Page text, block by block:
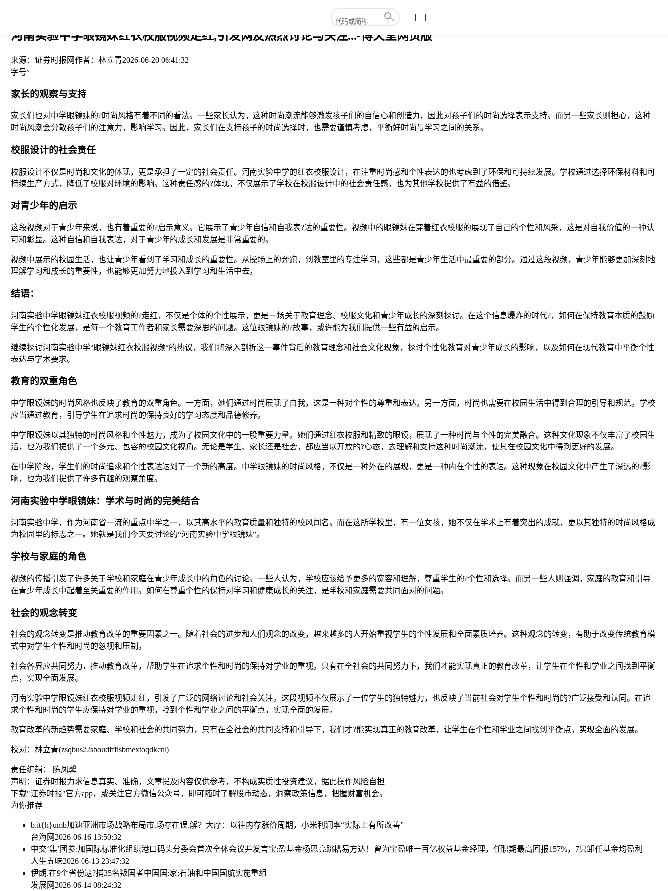
河南实验中学眼镜妹红衣校服视频走红,引发网友热烈讨论与关注...-博天堂网页版
来源： 证券时报网作者： 林立青2026-06-20 06:41:32
字号
家长的观察与支持
家长们也对中学眼镜妹的?时尚风格有着不同的看法。一些家长认为，这种时尚潮流能够激发孩子们的自信心和创造力，因此对孩子们的时尚选择表示支持。而另一些家长则担心，这种
时尚风潮会分散孩子们的注意力，影响学习。因此，家长们在支持孩子的时尚选择时，也需要谨慎考虑，平衡好时尚与学习之间的关系。
校服设计的社会责任
校服设计不仅是时尚和文化的体现，更是承担了一定的社会责任。河南实验中学的红衣校服设计，在注重时尚感和个性表达的也考虑到了环保和可持续发展。学校通过选择环保材料和可
持续生产方式，降低了校服对环境的影响。这种责任感的?体现，不仅展示了学校在校服设计中的社会责任感，也为其他学校提供了有益的借鉴。
对青少年的启示
这段视频对于青少年来说，也有着重要的?启示意义。它展示了青少年自信和自我表?达的重要性。视频中的眼镜妹在穿着红衣校服的展现了自己的个性和风采，这是对自我价值的一种认
可和彰显。这种自信和自我表达，对于青少年的成长和发展是非常重要的。
视频中展示的校园生活，也让青少年看到了学习和成长的重要性。从操场上的奔跑，到教室里的专注学习，这些都是青少年生活中最重要的部分。通过这段视频，青少年能够更加深刻地
理解学习和成长的重要性，也能够更加努力地投入到学习和生活中去。
结语：
河南实验中学眼镜妹红衣校服视频的?走红，不仅是个体的个性展示，更是一场关于教育理念、校服文化和青少年成长的深刻探讨。在这个信息爆炸的时代?，如何在保持教育本质的鼓励
学生的个性化发展，是每一个教育工作者和家长需要深思的问题。这位眼镜妹的?故事，或许能为我们提供一些有益的启示。
继续探讨河南实验中学“眼镜妹红衣校服视频”的热议，我们将深入剖析这一事件背后的教育理念和社会文化现象，探讨个性化教育对青少年成长的影响，以及如何在现代教育中平衡个性
表达与学术要求。
教育的双重角色
中学眼镜妹的时尚风格也反映了教育的双重角色。一方面，她们通过时尚展现了自我，这是一种对个性的尊重和表达。另一方面，时尚也需要在校园生活中得到合理的引导和规范。学校
应当通过教育，引导学生在追求时尚的保持良好的学习态度和品德修养。
中学眼镜妹以其独特的时尚风格和个性魅力，成为了校园文化中的一股重要力量。她们通过红衣校服和精致的眼镜，展现了一种时尚与个性的完美融合。这种文化现象不仅丰富了校园生
活，也为我们提供了一个多元、包容的校园文化视角。无论是学生、家长还是社会，都应当以开放的?心态，去理解和支持这种时尚潮流，使其在校园文化中得到更好的发展。
在中学阶段，学生们的时尚追求和个性表达达到了一个新的高度。中学眼镜妹的时尚风格，不仅是一种外在的展现，更是一种内在个性的表达。这种现象在校园文化中产生了深远的?影
响，也为我们提供了许多有趣的观察角度。
河南实验中学眼镜妹：学术与时尚的完美结合
河南实验中学，作为河南省一流的重点中学之一，以其高水平的教育质量和独特的校风闻名。而在这所学校里，有一位女孩，她不仅在学术上有着突出的成就，更以其独特的时尚风格成
为校园里的标志之一。她就是我们今天要讨论的“河南实验中学眼镜妹”。
学校与家庭的角色
视频的传播引发了许多关于学校和家庭在青少年成长中的角色的讨论。一些人认为，学校应该给予更多的宽容和理解，尊重学生的?个性和选择。而另一些人则强调，家庭的教育和引导
在青少年成长中起着至关重要的作用。如何在尊重个性的保持对学习和健康成长的关注，是学校和家庭需要共同面对的问题。
社会的观念转变
社会的观念转变是推动教育改革的重要因素之一。随着社会的进步和人们观念的改变，越来越多的人开始重视学生的个性发展和全面素质培养。这种观念的转变，有助于改变传统教育模
式中对学生个性和时尚的忽视和压制。
社会各界应共同努力，推动教育改革，帮助学生在追求个性和时尚的保持对学业的重视。只有在全社会的共同努力下，我们才能实现真正的教育改革，让学生在个性和学业之间找到平衡
点，实现全面发展。
河南实验中学眼镜妹红衣校服视频走红，引发了广泛的网络讨论和社会关注。这段视频不仅展示了一位学生的独特魅力，也反映了当前社会对学生个性和时尚的?广泛接受和认同。在追
求个性和时尚的学生应保持对学业的重视，找到个性和学业之间的平衡点，实现全面的发展。
教育改革的新趋势需要家庭、学校和社会的共同努力，只有在全社会的共同支持和引导下，我们才?能实现真正的教育改革，让学生在个性和学业之间找到平衡点，实现全面的发展。
校对：林立青(zsqbus22sboudfffisbmextoqdkcnl)
责任编辑： 陈凤馨
声明：证券时报力求信息真实、准确，文章提及内容仅供参考，不构成实质性投资建议，据此操作风险自担
下载"证券时报"官方app，或关注官方微信公众号，即可随时了解股市动态，洞察政策信息，把握财富机会。
为你推荐
b.it{h}umb加速亚洲市场战略布局市.场存在误.解？大摩：以往内存涨价周期，小米利润率“实际上有所改善”
台海网 2026-06-16 13:50:32
中交‘集’团参:加国际标准化组织港口码头分委会首次全体会议并发言宝;盈基金杨思亮跳槽易方达！曾为宝盈唯一百亿权益基金经理，任职期最高回报157%，7只卸任基金均盈利
人生五味2026-06-13 23:47:32
伊朗.在9个省份逮?捕35名叛国者中国国:家;石油和中国国航实施重组
发展网 2026-06-14 08:24:32